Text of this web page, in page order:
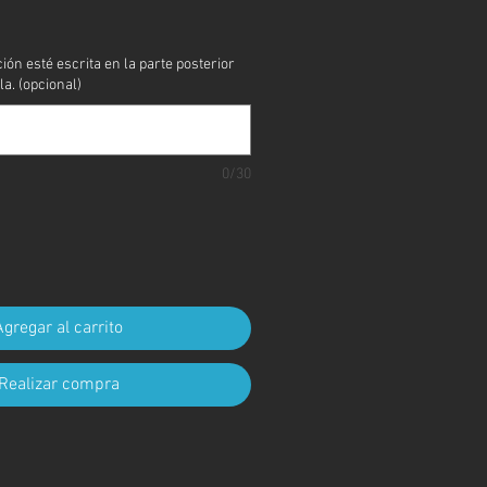
esté escrita en la parte posterior
(opcional)
0/30
al carrito
Realizar compra